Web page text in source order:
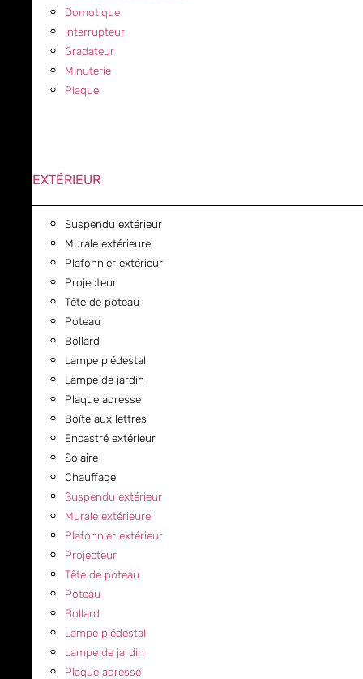
Domotique
Interrupteur
Gradateur
Minuterie
Plaque
EXTÉRIEUR
Suspendu extérieur
Murale extérieure
Plafonnier extérieur
Projecteur
Tête de poteau
Poteau
Bollard
Lampe piédestal
Lampe de jardin
Plaque adresse
Boîte aux lettres
Encastré extérieur
Solaire
Chauffage
Suspendu extérieur
Murale extérieure
Plafonnier extérieur
Projecteur
Tête de poteau
Poteau
Bollard
Lampe piédestal
Lampe de jardin
Plaque adresse